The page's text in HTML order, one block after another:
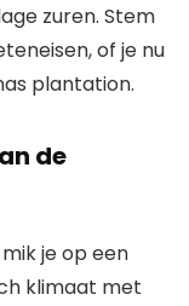
zuren. Stem
of je nu
plantation.
de
je op een
klimaat met